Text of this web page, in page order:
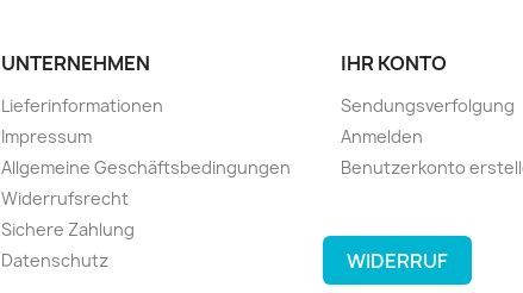
UNTERNEHMEN
Lieferinformationen
Impressum
Allgemeine Geschäftsbedingungen
Widerrufsrecht
Sichere Zahlung
Datenschutz
IHR KONTO
Sendungsverfolgung
Anmelden
Benutzerkonto
WIDERRUF